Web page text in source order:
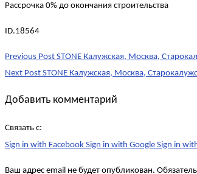
Рассрочка 0% до окончания строительства
ID.18564
Post
navigation
Previous Post STONE Калужская, Москва,
Next Post STONE Калужская, Москва,
Добавить комментарий
Связать с:
Sign in with Facebook Sign in with Google Sign in
Ваш адрес email не будет опубликован.